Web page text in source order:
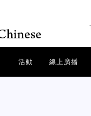
活動 線上廣播